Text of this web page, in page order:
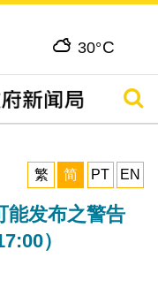
30°C
搜寻
繁
简 PT EN
能发布之警告
）